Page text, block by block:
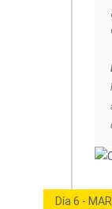
Día 6 - MAR.